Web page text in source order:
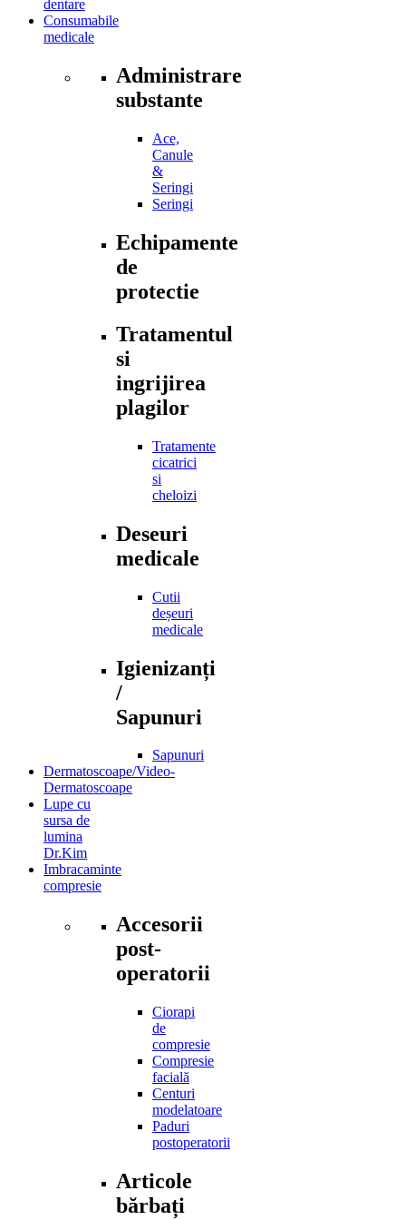
dentare
Consumabile
medicale
Administrare
substante
Ace,
Canule
&
Seringi
Seringi
Echipamente
de
protectie
Tratamentul
si
ingrijirea
plagilor
Tratamente
cicatrici
si
cheloizi
Deseuri
medicale
Cutii
deșeuri
medicale
Igienizanți
/
Sapunuri
Sapunuri
Dermatoscoape/Video-
Dermatoscoape
Lupe cu
sursa de
lumina
Dr.Kim
Imbracaminte
compresie
Accesorii
post-
operatorii
Ciorapi
de
compresie
Compresie
facială
Centuri
modelatoare
Paduri
postoperatorii
Articole
bărbați